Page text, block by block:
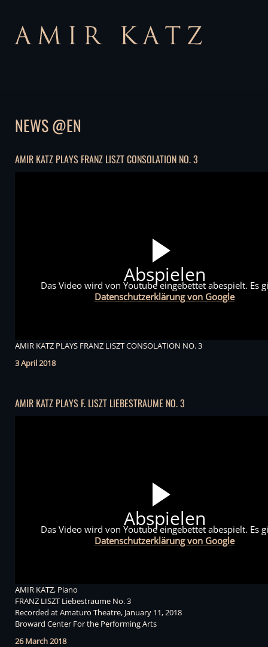
NEWS @EN
AMIR KATZ PLAYS FRANZ LISZT CONSOLATION NO. 3
Abspielen
Das Video wird von Youtube eingebettet abespielt. Es
Datenschutzerklärung von Google
AMIR KATZ PLAYS FRANZ LISZT CONSOLATION NO. 3
3 April 2018
AMIR KATZ PLAYS F. LISZT LIEBESTRAUME NO. 3
Abspielen
Das Video wird von Youtube eingebettet abespielt. Es
Datenschutzerklärung von Google
AMIR KATZ, Piano
FRANZ LISZT Liebestraume No. 3
Recorded at Amaturo Theatre, January 11, 2018
Broward Center For the Performing Arts
26 March 2018